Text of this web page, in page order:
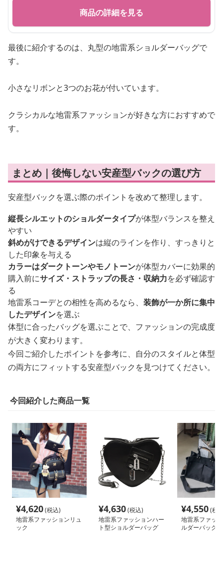
商品の詳細を見る
最後に紹介するのは、丸型の地雷系ショルダーバッグで
す。
小さなリボンと3つのお花が付いています。
クラシカルな地雷系ファッションが好きな方におすすめで
す。
まとめ｜後悔しない安産型バックの選び方
安産型バックを選ぶ際のポイントを改めて整理します。
縦長シルエットのショルダータイプが体型バランスを整え
やすい
斜めがけできるデザインは縦のラインを作り、すっきりと
した印象を与える
カラーはダークトーンやモノトーンが体型カバーに効果的
購入前にサイズ・ストラップの長さ・収納力を必ず確認す
る
地雷系コーデとの相性を高めるなら、 装飾が一か所に集中
したデザインを選ぶ
体型に合ったバッグを選ぶことで、ファッションの完成度
が大きく変わります。
今回ご紹介したポイントを参考に、自分のスタイルと体型
の両方にフィットする安産型バックを見つけてください。
今回紹介した商品一覧
¥4,620(税込)
地雷系ファッションリュ
ック
¥4,630(税込)
地雷系ファッションハー
ト型ショルダーバッグ
¥4,550(税
地雷系ファッ
ルダーバッグ/